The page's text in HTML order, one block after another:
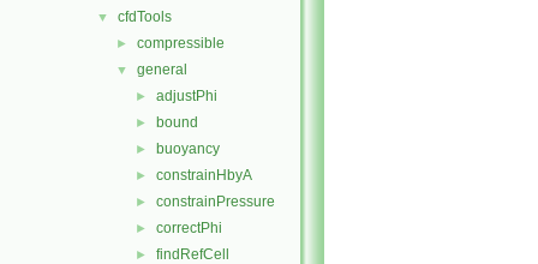
▼ cfdTools
► compressible
▼ general
► adjustPhi
► bound
► buoyancy
► constrainHbyA
► constrainPressure
► correctPhi
► findRefCell